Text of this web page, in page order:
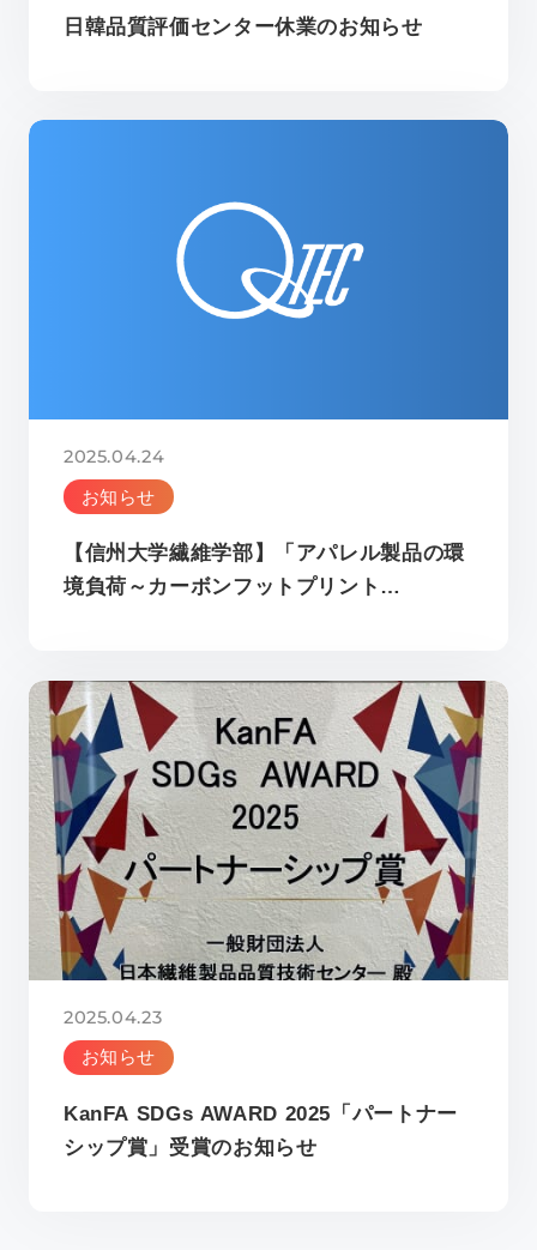
日韓品質評価センター休業のお知らせ
2025.04.24
お知らせ
【信州大学繊維学部】「アパレル製品の環
境負荷～カーボンフットプリント…
2025.04.23
お知らせ
KanFA SDGs AWARD 2025「パートナー
シップ賞」受賞のお知らせ